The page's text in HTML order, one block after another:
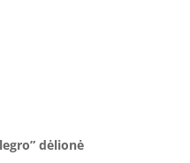
dėlionė